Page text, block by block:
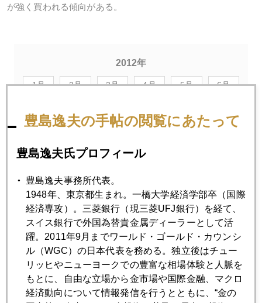
が強く買われる傾向がある。
2012年
1月 2月 3月 4月 5月 6月
2012年10月31日
2012年10月30日
もし東証が48時間休場になったら
2012年10月26日
粘土細工の尖閣模型、「日中冷戦時代」の兆し
豊島逸夫の手帖の閲覧にあたって
豊島逸夫氏プロフィール
豊島逸夫事務所代表。
1948年、東京都生まれ。一橋大学経済学部卒（国際
経済専攻）。三菱銀行（現三菱UFJ銀行）を経て、
スイス銀行で外国為替貴金属ディーラーとして活
躍。2011年9月までワールド・ゴールド・カウンシ
ル（WGC）の日本代表を務める。独立後はチュー
リッヒやニューヨークでの豊富な相場体験と人脈を
もとに、自由な立場から金市場や国際金融、マクロ
経済動向について情報発信を行うとともに、“金の